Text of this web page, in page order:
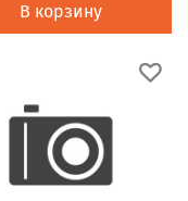
В корзину